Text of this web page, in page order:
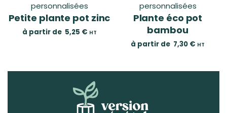
personnalisées
Petite plante pot zinc
à partir de 5,25 € HT
personnalisées
Plante éco pot
bambou
à partir de 7,30 € HT